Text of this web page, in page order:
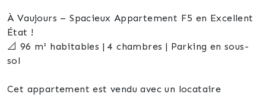
À Vaujours – Spacieux Appartement F5 en Excellent
État !
📐 96 m² habitables | 4 chambres | Parking en sous-
sol
Cet appartement est vendu avec un locataire